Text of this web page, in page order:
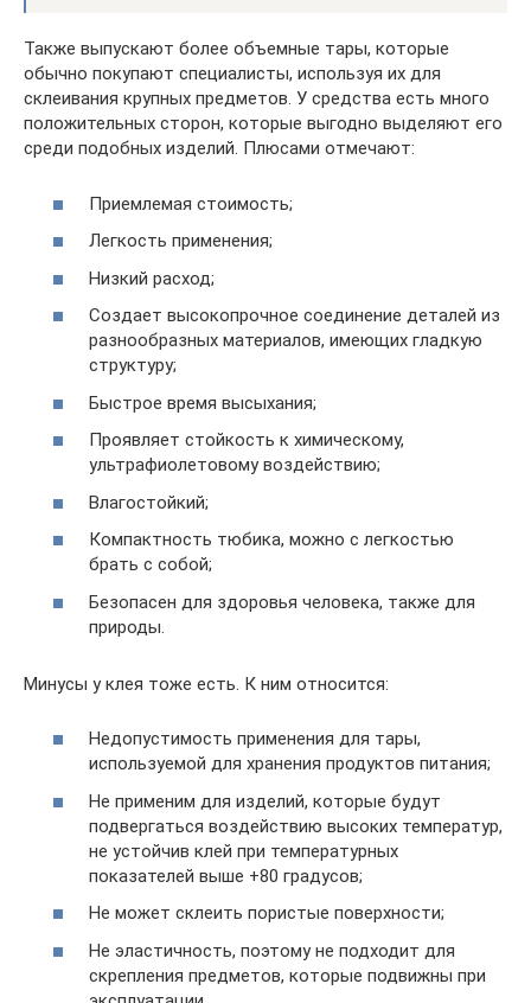
Также выпускают более объемные тары, которые
обычно покупают специалисты, используя их для
склеивания крупных предметов. У средства есть много
положительных сторон, которые выгодно выделяют его
среди подобных изделий. Плюсами отмечают:
Приемлемая стоимость;
Легкость применения;
Низкий расход;
Создает высокопрочное соединение деталей из
разнообразных материалов, имеющих гладкую
структуру;
Быстрое время высыхания;
Проявляет стойкость к химическому,
ультрафиолетовому воздействию;
Влагостойкий;
Компактность тюбика, можно с легкостью
брать с собой;
Безопасен для здоровья человека, также для
природы.
Минусы у клея тоже есть. К ним относится:
Недопустимость применения для тары,
используемой для хранения продуктов питания;
Не применим для изделий, которые будут
подвергаться воздействию высоких температур,
не устойчив клей при температурных
показателей выше +80 градусов;
Не может склеить пористые поверхности;
Не эластичность, поэтому не подходит для
скрепления предметов, которые подвижны при